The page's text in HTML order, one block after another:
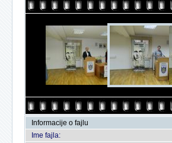
Informacije o fajlu
Ime fajla: